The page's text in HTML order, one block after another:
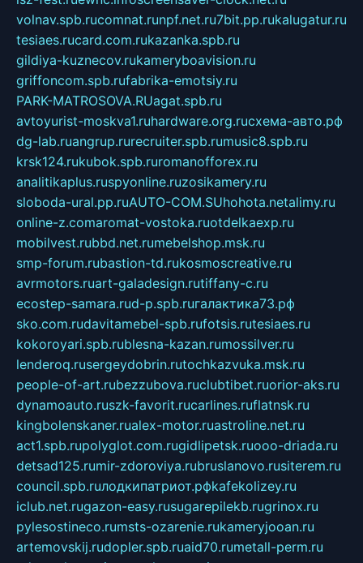
volnav.spb.rucomnat.runpf.net.ru7bit.pp.rukalugatur.ru
tesiaes.rucard.com.rukazanka.spb.ru
gildiya-kuznecov.rukameryboavision.ru
griffoncom.spb.rufabrika-emotsiy.ru
PARK-MATROSOVA.RUagat.spb.ru
avtoyurist-moskva1.ruhardware.org.ruсхема-авто.рф
dg-lab.ruangrup.rurecruiter.spb.rumusic8.spb.ru
krsk124.rukubok.spb.ruromanofforex.ru
analitikaplus.ruspyonline.ruzosikamery.ru
sloboda-ural.pp.ruAUTO-COM.SUhohota.netalimy.ru
online-z.comaromat-vostoka.ruotdelkaexp.ru
mobilvest.rubbd.net.rumebelshop.msk.ru
smp-forum.rubastion-td.rukosmoscreative.ru
avrmotors.ruart-galadesign.rutiffany-c.ru
ecostep-samara.rud-p.spb.ruгалактика73.рф
sko.com.rudavitamebel-spb.rufotsis.rutesiaes.ru
kokoroyari.spb.rublesna-kazan.rumossilver.ru
lenderoq.rusergeydobrin.rutochkazvuka.msk.ru
people-of-art.rubezzubova.ruclubtibet.ruorior-aks.ru
dynamoauto.ruszk-favorit.rucarlines.ruflatnsk.ru
kingbolenskaner.rualex-motor.ruastroline.net.ru
act1.spb.rupolyglot.com.rugidlipetsk.ruooo-driada.ru
detsad125.rumir-zdoroviya.rubruslanovo.rusiterem.ru
council.spb.ruлодкипатриот.рфkafekolizey.ru
iclub.net.rugazon-easy.rusugarepilekb.rugrinox.ru
pylesostineco.rumsts-ozarenie.rukameryjooan.ru
artemovskij.rudopler.spb.ruaid70.rumetall-perm.ru